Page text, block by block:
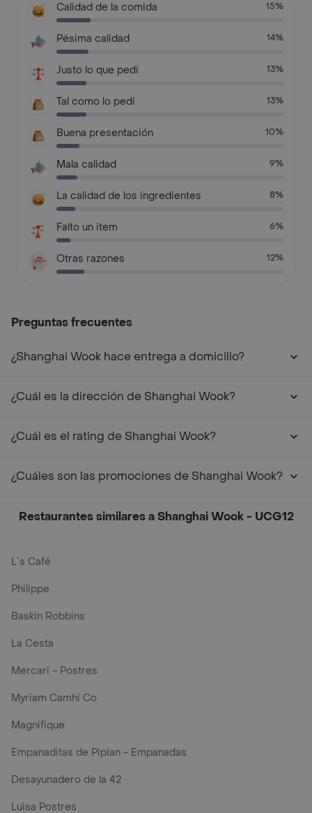
Calidad de la comida 15%
Pésima calidad 14%
Justo lo que pedí 13%
Tal como lo pedí 13%
Buena presentación 10%
Mala calidad 9%
La calidad de los ingredientes 8%
Falto un item 6%
Otras razones 12%
Preguntas frecuentes
¿Shanghai Wook hace entrega a domicilio?
¿Cuál es la dirección de Shanghai Wook?
¿Cuál es el rating de Shanghai Wook?
¿Cuáles son las promociones de Shanghai Wook?
Restaurantes similares a Shanghai Wook - UCG12
L´s Café
Philippe
Baskin Robbins
La Cesta
Mercari - Postres
Myriam Camhi Co
Magnifique
Empanaditas de Pipian - Empanadas
Desayunadero de la 42
Luisa Postres